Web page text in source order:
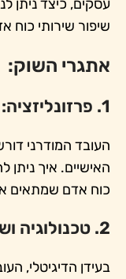
עסקים, כיצד ניתן
שיפור שירותי כוח
אתגרי השוק:
1. פרזונליזציה:
העובד המודרני
האישיים. איך ניתן
כוח אדם שמתאים
2. טכנולוגיה ושקיפות:
בעידן הדיגיטלי,